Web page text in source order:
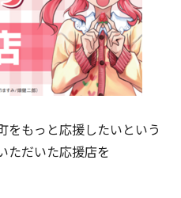
もっと応援したいという
ただいた応援店を